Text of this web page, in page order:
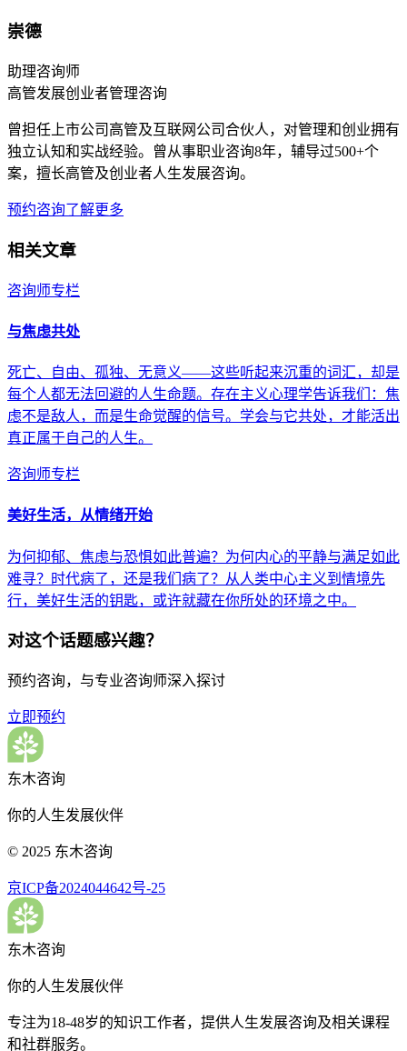
崇德
助理咨询师
高管发展创业者管理咨询
曾担任上市公司高管及互联网公司合伙人，对管理和创业拥有
独立认知和实战经验。曾从事职业咨询8年，辅导过500+个
案，擅长高管及创业者人生发展咨询。
预约咨询了解更多
相关文章
咨询师专栏
与焦虑共处
死亡、自由、孤独、无意义——这些听起来沉重的词汇，却是
每个人都无法回避的人生命题。存在主义心理学告诉我们：焦
虑不是敌人，而是生命觉醒的信号。学会与它共处，才能活出
真正属于自己的人生。
咨询师专栏
美好生活，从情绪开始
为何抑郁、焦虑与恐惧如此普遍？为何内心的平静与满足如此
难寻？时代病了，还是我们病了？从人类中心主义到情境先
行，美好生活的钥匙，或许就藏在你所处的环境之中。
对这个话题感兴趣？
预约咨询，与专业咨询师深入探讨
立即预约
东木咨询
你的人生发展伙伴
© 2025 东木咨询
京ICP备2024044642号-25
东木咨询
你的人生发展伙伴
专注为18-48岁的知识工作者，提供人生发展咨询及相关课程
和社群服务。